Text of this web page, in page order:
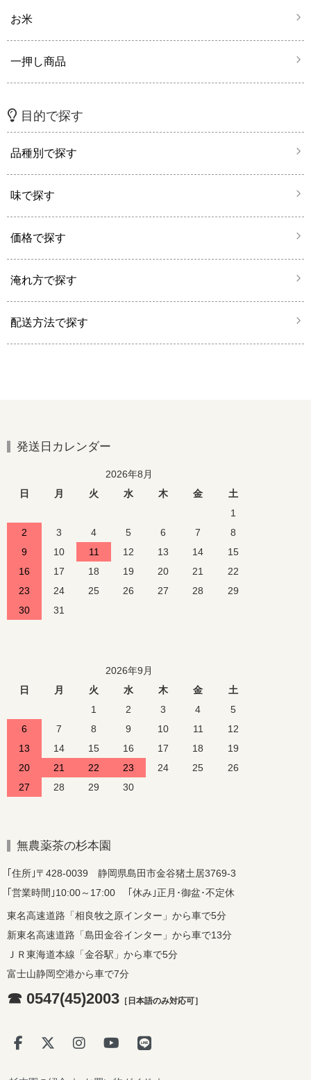
お米
一押し商品
目的で探す
品種別で探す
味で探す
価格で探す
淹れ方で探す
配送方法で探す
無農薬茶の杉本園
｢住所｣〒428-0039 静岡県島田市金谷猪土居3769-3
｢営業時間｣10:00～17:00 ｢休み｣正月･御盆･不定休
東名高速道路「相良牧之原インター」から車で5分
新東名高速道路「島田金谷インター」から車で13分
ＪＲ東海道本線「金谷駅」から車で5分
富士山静岡空港から車で7分
☎ 0547(45)2003 ［日本語のみ対応可］
発送日カレンダー
2026年8月
日
月 火 水 木 金
土
1
2
3 4 5 6 7
8
9
10 11 12 13 14
15
16
17 18 19 20 21
22
23
24 25 26 27 28
29
30
31
2026年9月
日
月 火 水 木 金
土
1
2 3 4
5
6
7 8 9 10 11
12
13
14 15 16 17 18
19
20
21 22 23 24 25
26
27
28 29 30